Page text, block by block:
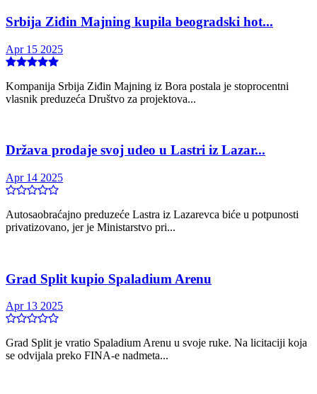
Srbija Ziđin Majning kupila beogradski hot...
Apr 15 2025
Kompanija Srbija Ziđin Majning iz Bora postala je stoprocentni
vlasnik preduzeća Društvo za projektova...
Država prodaje svoj udeo u Lastri iz Lazar...
Apr 14 2025
Autosaobraćajno preduzeće Lastra iz Lazarevca biće u potpunosti
privatizovano, jer je Ministarstvo pri...
Grad Split kupio Spaladium Arenu
Apr 13 2025
Grad Split je vratio Spaladium Arenu u svoje ruke. Na licitaciji koja
se odvijala preko FINA-e nadmeta...